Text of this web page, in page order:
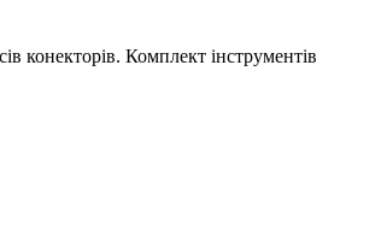
конекторів. Комплект інструментів